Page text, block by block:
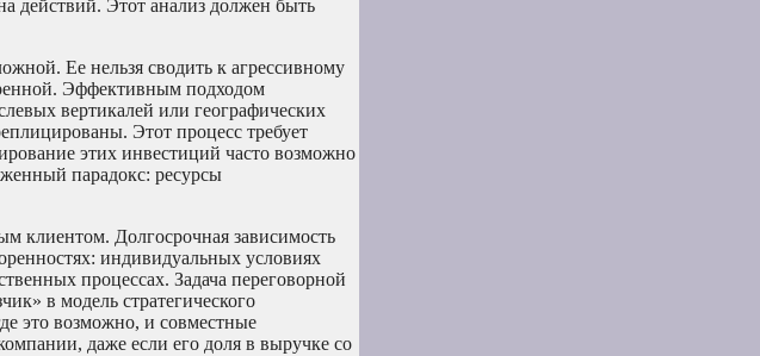
действий. Этот анализ должен быть
Ее нельзя сводить к агрессивному
Эффективным подходом
вертикалей или географических
Этот процесс требует
этих инвестиций часто возможно
парадокс: ресурсы
клиентом. Долгосрочная зависимость
индивидуальных условиях
процессах. Задача переговорной
в модель стратегического
это возможно, и совместные
даже если его доля в выручке со